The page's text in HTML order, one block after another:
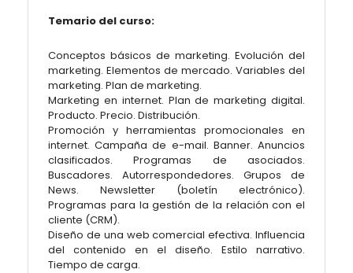
Temario del curso:
Conceptos básicos de marketing. Evolución del
marketing. Elementos de mercado. Variables del
marketing. Plan de marketing.
Marketing en internet. Plan de marketing digital.
Producto. Precio. Distribución.
Promoción y herramientas promocionales en
internet. Campaña de e-mail. Banner. Anuncios
clasificados. Programas de asociados.
Buscadores. Autorrespondedores. Grupos de
News. Newsletter (boletín electrónico).
Programas para la gestión de la relación con el
cliente (CRM).
Diseño de una web comercial efectiva. Influencia
del contenido en el diseño. Estilo narrativo.
Tiempo de carga.